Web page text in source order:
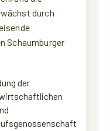
durch
Schaumburger
der